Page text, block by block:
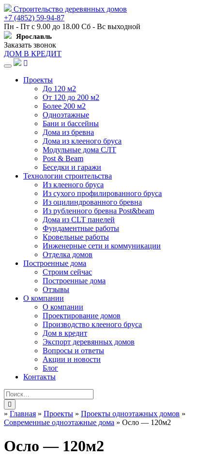
Строительство деревянных домов
+7 (4852) 59-94-87
Пн - Пт с 9.00 до 18.00 Сб - Вс выходной
Ярославль
Заказать звонок
ДОМ В КРЕДИТ
Навигация
Проекты
До 120 м2
От 120 до 200 м2
Более 200 м2
Одноэтажные
Бани и бассейны
Дома из бревна
Дома из клееного бруса
Модульные дома СЛТ
Post & Beam
Беседки и гаражи
Технологии строительства
Из клееного бруса
Из сухого профилированного бруса
Из оцилиндрованного бревна
Из рубленного бревна Post&beam
Дома из CLT панелей
Фундаментные работы
Кровельные работы
Инженерные сети и коммуникации
Отделка домов
Построенные дома
Строим сейчас
Построенные дома
Отзывы
О компании
О компании
Проектирование домов
Производство клееного бруса
Дом в кредит
Экспорт деревянных домов
Вопросы и ответы
Акции и новости
Блог
Контакты
» Главная » Проекты » Проекты одноэтажных домов »
Современные одноэтажные дома » Осло — 120м2
Осло — 120м2